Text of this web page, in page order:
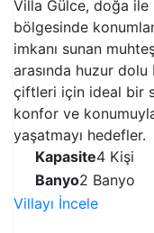
Villa Gülce, doğa
bölgesinde
imkanı sunan
arasında huzur dolu
çiftleri için ideal bir
konfor ve
yaşatmayı hedefler.
Kapasite4 Kişi
Banyo2 Banyo
Villayı İncele